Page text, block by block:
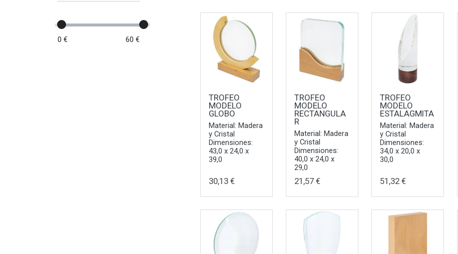
0 € 60 €
TROFEO
MODELO
GLOBO
Material: Madera
y Cristal
Dimensiones:
43,0 x 24,0 x
39,0
30,13 €
TROFEO
MODELO
RECTANGULA
R
Material: Madera
y Cristal
Dimensiones:
40,0 x 24,0 x
29,0
21,57 €
TROFEO
MODELO
ESTALAGMITA
Material: Madera
y Cristal
Dimensiones:
34,0 x 20,0 x
30,0
51,32 €